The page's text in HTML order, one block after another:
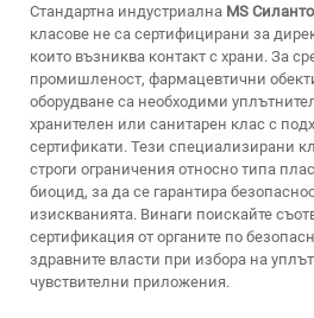
Стандартна индустриална MS
класове не са сертифицирани за
които възниква контакт с храни. За
промишленост, фармацевтични
оборудване са необходими
хранителен или санитарен клас с
сертификати. Тези специализирани
строги ограничения относно типа
биоцид, за да се гарантира
изискванията. Винаги поискайте
сертификация от органите по
здравните власти при избора на
чувствителни приложения.